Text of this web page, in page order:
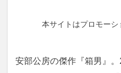
本サイトはプロモーシ
安部公房の傑作『箱男』